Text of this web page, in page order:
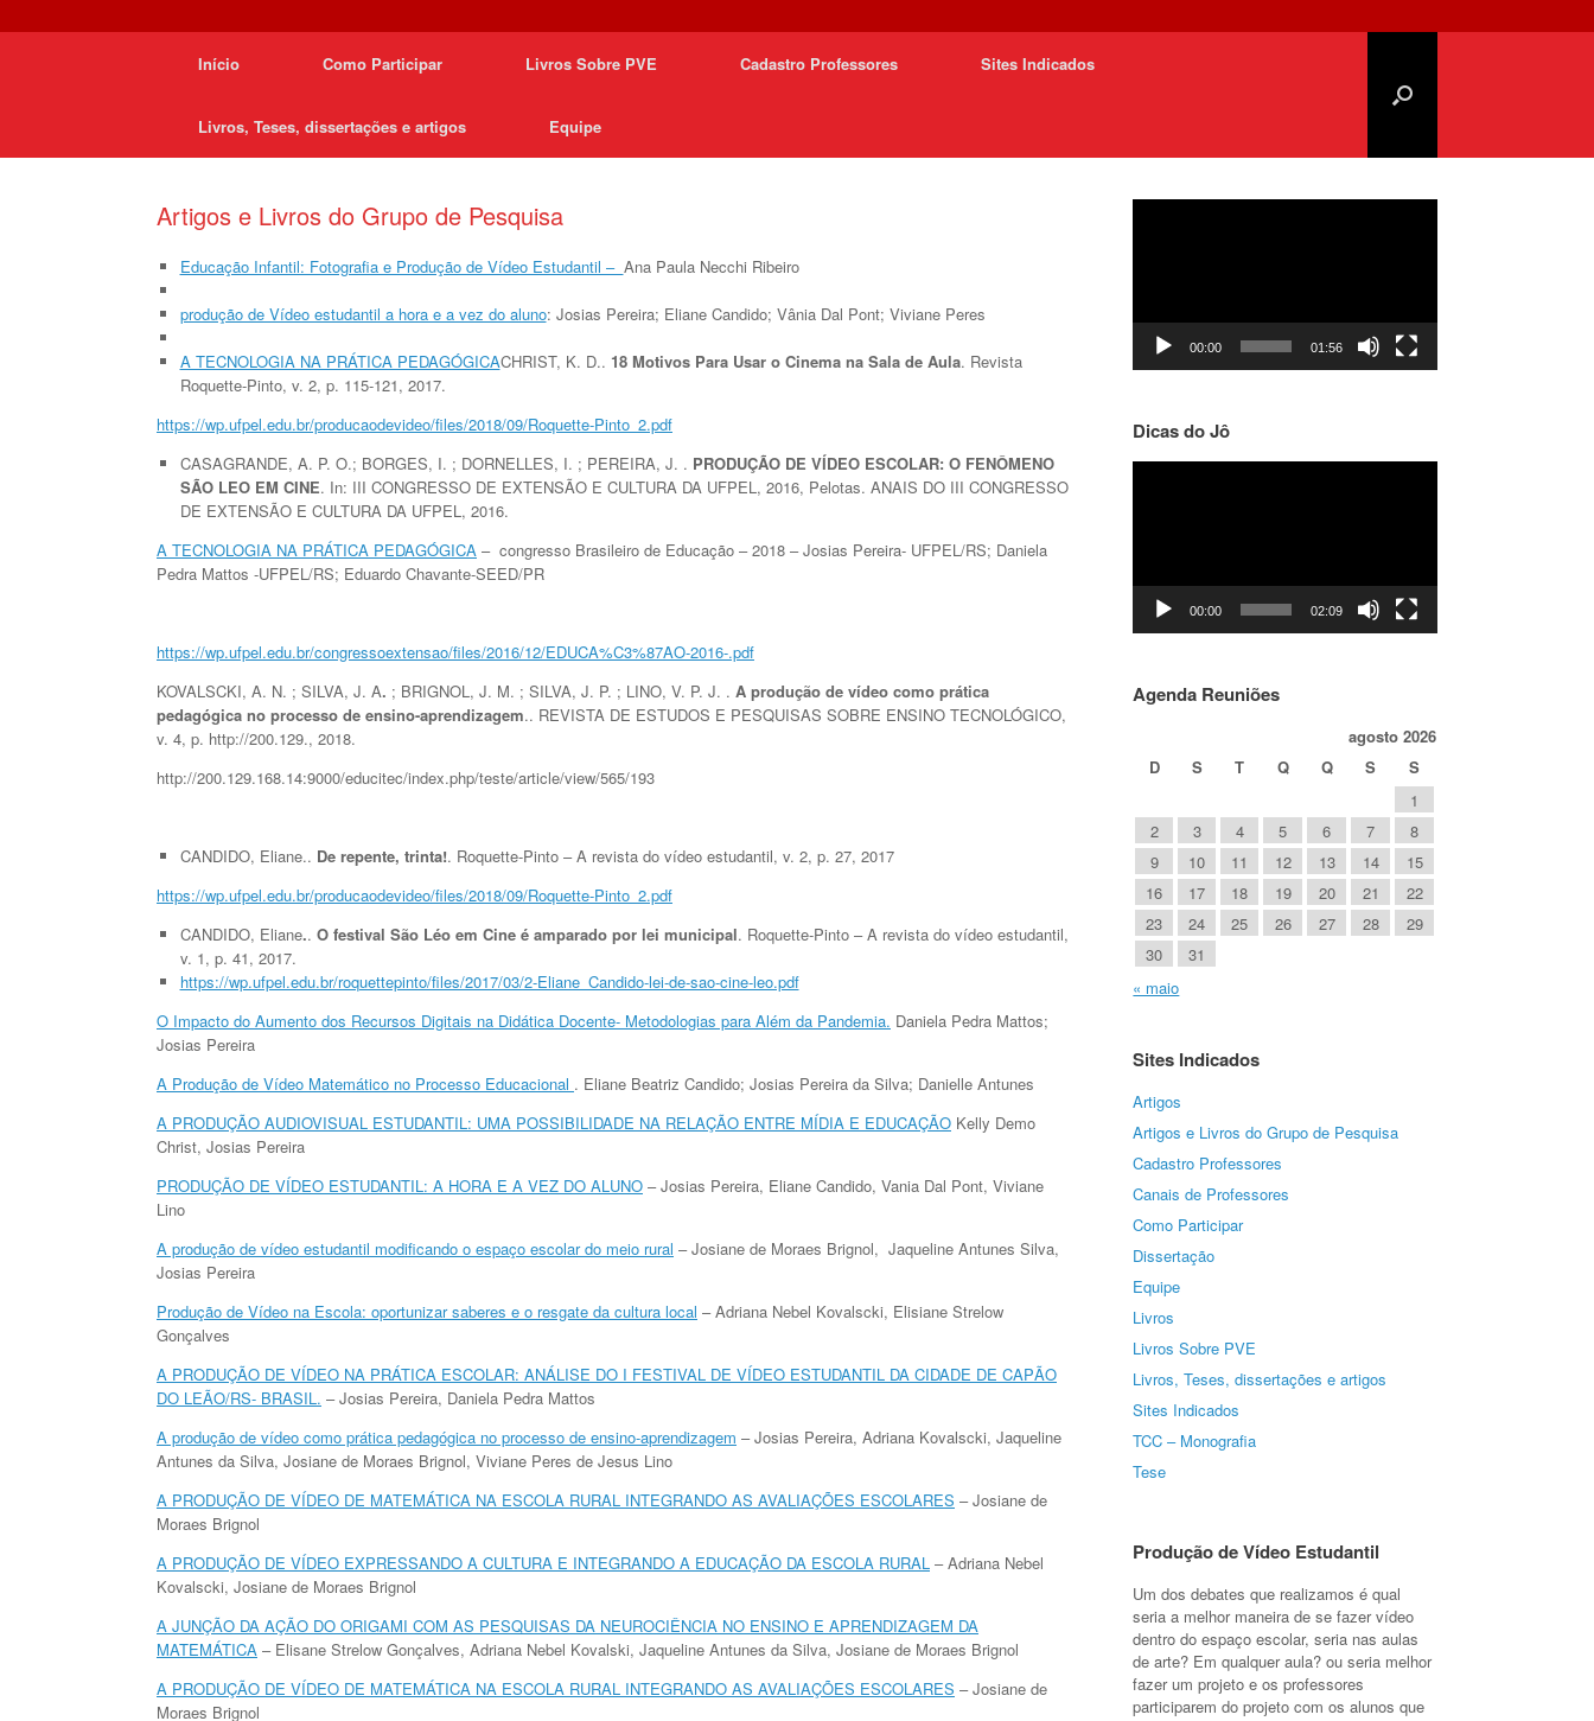
Início Como Participar Livros Sobre PVE Cadastro Professores Sites Indicados
Livros, Teses, dissertações e artigos Equipe
Artigos e Livros do Grupo de Pesquisa
Educação Infantil: Fotografia e Produção de Vídeo Estudantil – Ana Paula Necchi Ribeiro
produção de Vídeo estudantil a hora e a vez do aluno: Josias Pereira; Eliane Candido; Vânia Dal Pont; Viviane Peres
A TECNOLOGIA NA PRÁTICA PEDAGÓGICACHRIST, K. D.. 18 Motivos Para Usar o Cinema na Sala de Aula. Revista
Roquette-Pinto, v. 2, p. 115-121, 2017.
https://wp.ufpel.edu.br/producaodevideo/files/2018/09/Roquette-Pinto_2.pdf
CASAGRANDE, A. P. O.; BORGES, I. ; DORNELLES, I. ; PEREIRA, J. . PRODUÇÃO DE VÍDEO ESCOLAR: O FENÔMENO
SÃO LEO EM CINE. In: III CONGRESSO DE EXTENSÃO E CULTURA DA UFPEL, 2016, Pelotas. ANAIS DO III CONGRESSO
DE EXTENSÃO E CULTURA DA UFPEL, 2016.
A TECNOLOGIA NA PRÁTICA PEDAGÓGICA – congresso Brasileiro de Educação – 2018 – Josias Pereira- UFPEL/RS; Daniela
Pedra Mattos -UFPEL/RS; Eduardo Chavante-SEED/PR
https://wp.ufpel.edu.br/congressoextensao/files/2016/12/EDUCA%C3%87AO-2016-.pdf
KOVALSCKI, A. N. ; SILVA, J. A. ; BRIGNOL, J. M. ; SILVA, J. P. ; LINO, V. P. J. . A produção de vídeo como prática
pedagógica no processo de ensino-aprendizagem.. REVISTA DE ESTUDOS E PESQUISAS SOBRE ENSINO TECNOLÓGICO,
v. 4, p. http://200.129., 2018.
http://200.129.168.14:9000/educitec/index.php/teste/article/view/565/193
CANDIDO, Eliane.. De repente, trinta!. Roquette-Pinto – A revista do vídeo estudantil, v. 2, p. 27, 2017
https://wp.ufpel.edu.br/producaodevideo/files/2018/09/Roquette-Pinto_2.pdf
CANDIDO, Eliane.. O festival São Léo em Cine é amparado por lei municipal. Roquette-Pinto – A revista do vídeo estudantil,
v. 1, p. 41, 2017.
https://wp.ufpel.edu.br/roquettepinto/files/2017/03/2-Eliane_Candido-lei-de-sao-cine-leo.pdf
O Impacto do Aumento dos Recursos Digitais na Didática Docente- Metodologias para Além da Pandemia. Daniela Pedra Mattos;
Josias Pereira
A Produção de Vídeo Matemático no Processo Educacional . Eliane Beatriz Candido; Josias Pereira da Silva; Danielle Antunes
A PRODUÇÃO AUDIOVISUAL ESTUDANTIL: UMA POSSIBILIDADE NA RELAÇÃO ENTRE MÍDIA E EDUCAÇÃO Kelly Demo
Christ, Josias Pereira
PRODUÇÃO DE VÍDEO ESTUDANTIL: A HORA E A VEZ DO ALUNO – Josias Pereira, Eliane Candido, Vania Dal Pont, Viviane
Lino
A produção de vídeo estudantil modificando o espaço escolar do meio rural – Josiane de Moraes Brignol, Jaqueline Antunes Silva,
Josias Pereira
Produção de Vídeo na Escola: oportunizar saberes e o resgate da cultura local – Adriana Nebel Kovalscki, Elisiane Strelow
Gonçalves
A PRODUÇÃO DE VÍDEO NA PRÁTICA ESCOLAR: ANÁLISE DO I FESTIVAL DE VÍDEO ESTUDANTIL DA CIDADE DE CAPÃO
DO LEÃO/RS- BRASIL. – Josias Pereira, Daniela Pedra Mattos
A produção de vídeo como prática pedagógica no processo de ensino-aprendizagem – Josias Pereira, Adriana Kovalscki, Jaqueline
Antunes da Silva, Josiane de Moraes Brignol, Viviane Peres de Jesus Lino
A PRODUÇÃO DE VÍDEO DE MATEMÁTICA NA ESCOLA RURAL INTEGRANDO AS AVALIAÇÕES ESCOLARES – Josiane de
Moraes Brignol
A PRODUÇÃO DE VÍDEO EXPRESSANDO A CULTURA E INTEGRANDO A EDUCAÇÃO DA ESCOLA RURAL – Adriana Nebel
Kovalscki, Josiane de Moraes Brignol
A JUNÇÃO DA AÇÃO DO ORIGAMI COM AS PESQUISAS DA NEUROCIÊNCIA NO ENSINO E APRENDIZAGEM DA
MATEMÁTICA – Elisane Strelow Gonçalves, Adriana Nebel Kovalski, Jaqueline Antunes da Silva, Josiane de Moraes Brignol
A PRODUÇÃO DE VÍDEO DE MATEMÁTICA NA ESCOLA RURAL INTEGRANDO AS AVALIAÇÕES ESCOLARES – Josiane de
Moraes Brignol
00:00 01:56
Dicas do Jô
00:00 02:09
Agenda Reuniões
agosto 2026
D
S T Q Q S
S
1
2
3 4 5 6 7
8
9
10 11 12 13 14
15
16
17 18 19 20 21
22
23
24 25 26 27 28
29
30
31
« maio
Sites Indicados
Artigos
Artigos e Livros do Grupo de Pesquisa
Cadastro Professores
Canais de Professores
Como Participar
Dissertação
Equipe
Livros
Livros Sobre PVE
Livros, Teses, dissertações e artigos
Sites Indicados
TCC – Monografia
Tese
Produção de Vídeo Estudantil
Um dos debates que realizamos é qual
seria a melhor maneira de se fazer vídeo
dentro do espaço escolar, seria nas aulas
de arte? Em qualquer aula? ou seria melhor
fazer um projeto e os professores
participarem do projeto com os alunos que